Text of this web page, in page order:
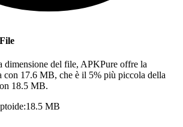
dimensione del file, APKPure offre la
con 17.6 MB, che è il 5% più piccola della
18.5 MB.
:18.5 MB